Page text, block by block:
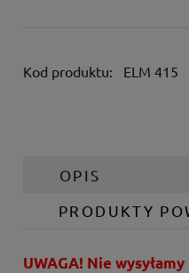
Kod produktu: ELM 415
OPIS
PRODUKTY
UWAGA! Nie